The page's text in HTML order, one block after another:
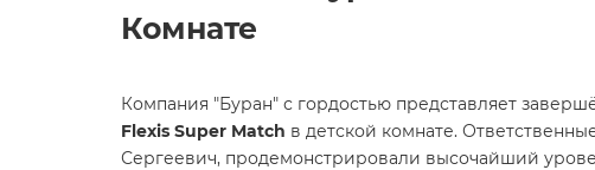
Комнате
Компания "Буран" с гордостью представляет
Flexis Super Match в детской комнате.
Сергеевич, продемонстрировали высочайший